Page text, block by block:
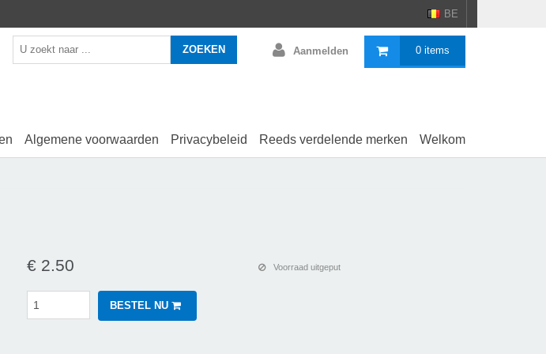
BE
0 items
Aanmelden
ZOEKEN
Algemene voorwaarden Privacybeleid Reeds verdelende merken Welkom
€ 2.50 Voorraad uitgeput
BESTEL NU